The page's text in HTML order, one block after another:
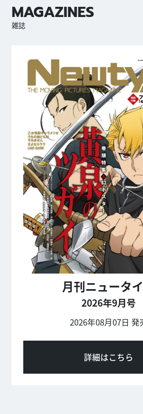
MAGAZINES
雑誌
月刊ニュータ
2026年9月号
2026年08月07日 発
詳細はこちら